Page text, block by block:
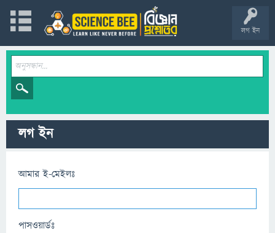
লগ ইন
লগ ইন
আমার ই-মেইলঃ
পাসওয়ার্ডঃ